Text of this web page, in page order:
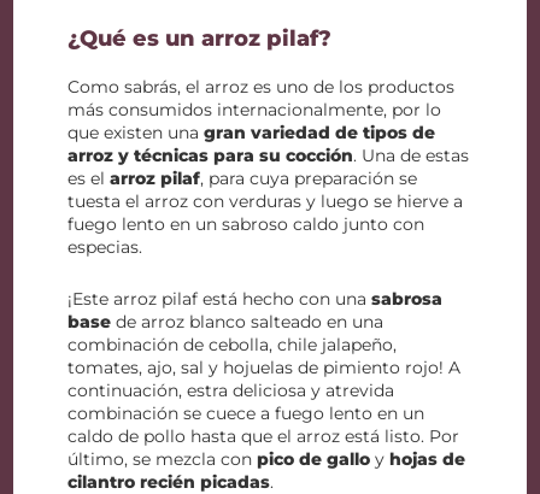
¿Qué es un arroz pilaf?
Como sabrás, el arroz es uno de los productos
más consumidos internacionalmente, por lo
que existen unagran variedad de tipos de
arroz y técnicas para su cocción. Una de estas
es elarroz pilaf, para cuya preparación se
tuesta el arroz con verduras y luego se hierve a
fuego lento en un sabroso caldo junto con
especias.
¡Este arroz pilaf está hecho con unasabrosa
base de arroz blanco salteado en una
combinación de cebolla, chile jalapeño,
tomates, ajo, sal y hojuelas de pimiento rojo! A
continuación, estra deliciosa y atrevida
combinación se cuece a fuego lento en un
caldo de pollo hasta que el arroz está listo. Por
último, se mezcla conpico de gallo yhojas de
cilantro recién picadas.